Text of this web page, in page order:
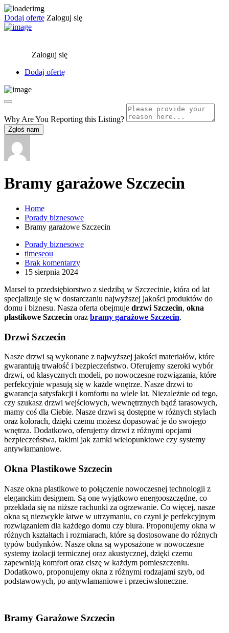
Dodaj ofertę Zaloguj się
Zaloguj się
Dodaj ofertę
Why Are You Reporting this Listing?
Zgłoś nam
Bramy garażowe Szczecin
Home
Porady biznesowe
Bramy garażowe Szczecin
Porady biznesowe
timeseou
Brak komentarzy
15 sierpnia 2024
Marsel to przedsiębiorstwo z siedzibą w Szczecinie, która od lat
specjalizuje się w dostarczaniu najwyższej jakości produktów do
domu i biznesu. Nasza oferta obejmuje drzwi Szczecin, okna
plastikowe Szczecin oraz bramy garażowe Szczecin.
Drzwi Szczecin
Nasze drzwi są wykonane z najwyższej jakości materiałów, które
gwarantują trwałość i bezpieczeństwo. Oferujemy szeroki wybór
drzwi, od klasycznych modeli, po nowoczesne rozwiązania, które
perfekcyjnie wpasują się w każde wnętrze. Nasze drzwi to
gwarancja satysfakcji i komfortu na wiele lat. Niezależnie od tego,
czy szukasz drzwi wejściowych, wewnętrznych bądź tarasowych,
mamy coś dla Ciebie. Nasze drzwi są dostępne w różnych stylach
oraz kolorach, dzięki czemu możesz dopasować je do swojego
wnętrza. Dodatkowo, oferujemy drzwi z różnymi opcjami
bezpieczeństwa, takimi jak zamki wielopunktowe czy systemy
antywłamaniowe.
Okna Plastikowe Szczecin
Nasze okna plastikowe to połączenie nowoczesnej technologii z
eleganckim designem. Są one wyjątkowo energooszczędne, co
przekłada się na niższe rachunki za ogrzewanie. Co więcej, nasze
okna są niezwykle łatwe w utrzymaniu, co czyni je perfekcyjnym
rozwiązaniem dla każdego domu czy biura. Proponujemy okna w
różnych kształtach i rozmiarach, które są dostosowane do różnych
typów budynków. Nasze okna są wyposażone w nowoczesne
systemy izolacji termicznej oraz akustycznej, dzięki czemu
zapewniają komfort oraz ciszę w każdym pomieszczeniu.
Dodatkowo, proponujemy okna z różnymi rodzajami szyb, od
podstawowych, po antywłamaniowe i przeciwsłoneczne.
Bramy Garażowe Szczecin